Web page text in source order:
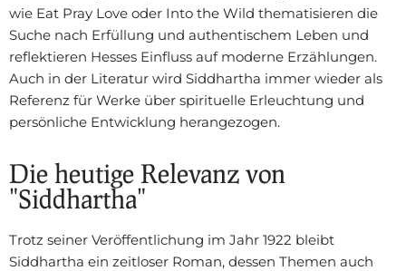
wie Eat Pray Love oder Into the Wild thematisieren die
Suche nach Erfüllung und authentischem Leben und
reflektieren Hesses Einfluss auf moderne Erzählungen.
Auch in der Literatur wird Siddhartha immer wieder als
Referenz für Werke über spirituelle Erleuchtung und
persönliche Entwicklung herangezogen.
Die heutige Relevanz von
"Siddhartha"
Trotz seiner Veröffentlichung im Jahr 1922 bleibt
Siddhartha ein zeitloser Roman, dessen Themen auch